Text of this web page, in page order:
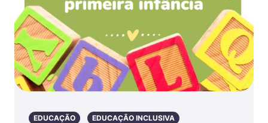
EDUCAÇÃO
EDUCAÇÃO INCLUSIVA